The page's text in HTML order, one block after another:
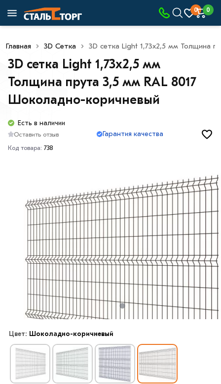
0 0
Главная 3D Сетка 3D сетка Light 1,73x2,5 мм Толщина
3D сетка Light 1,73x2,5 мм
Толщина прута 3,5 мм RAL 8017
Шоколадно-коричневый
Есть в наличии
Оставить отзыв Гарантия качества
Код товара: 738
Цвет: Шоколадно-коричневый